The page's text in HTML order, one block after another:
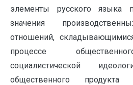
элементы русского языка
значения
отношений,
процессе
социалистической
общественного